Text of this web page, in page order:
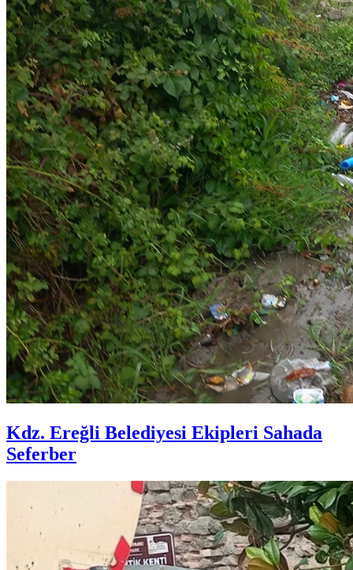
Kdz. Ereğli Belediyesi Ekipleri Sahada
Seferber